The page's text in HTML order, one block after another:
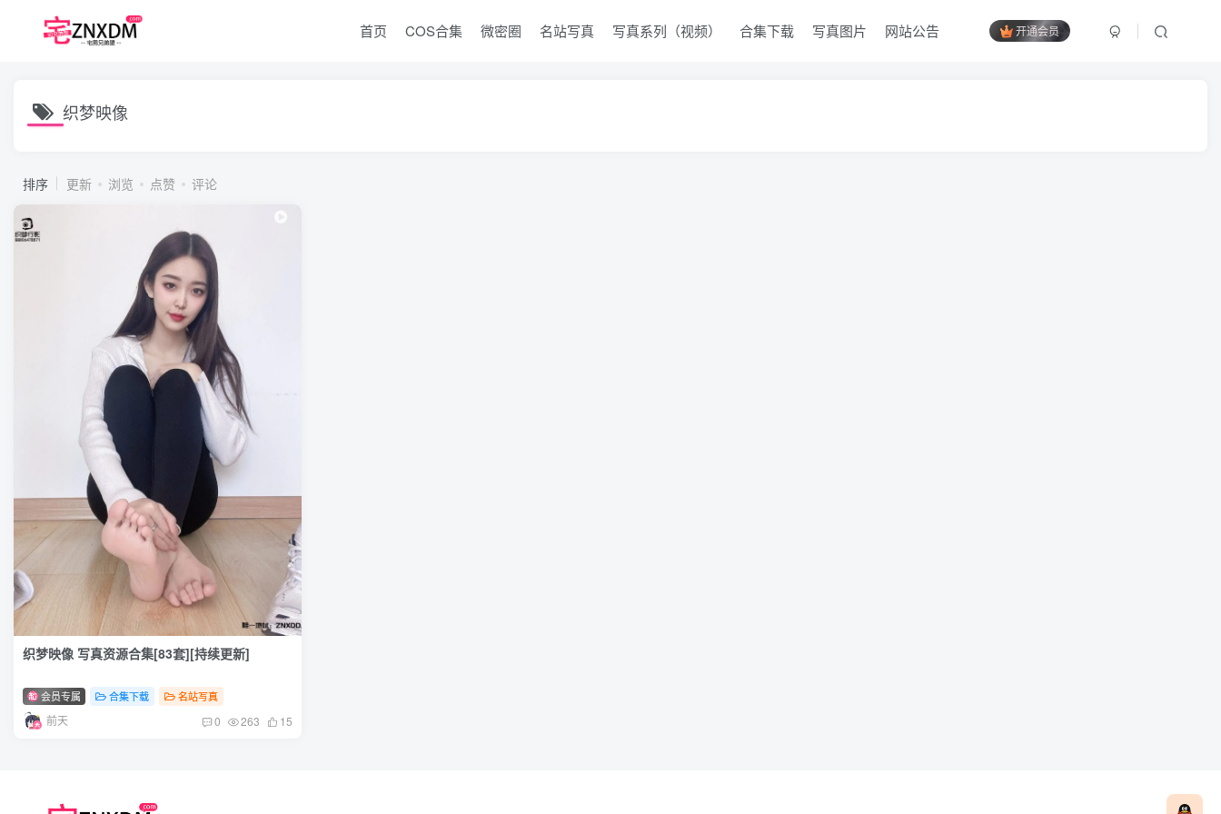
开通会员
首页 COS合集 微密圈 名站写真 写真系列（视频） 合集下载 写真图片 网站公告
织梦映像
排序 更新 浏览 点赞 评论
织梦映像 写真资源合集[83套][持续更新]
会员专属 合集下载 名站写真
前天 0 263 15